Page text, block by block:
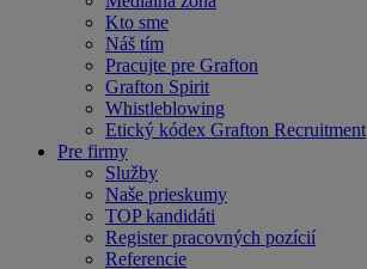
Kto sme
Náš tím
Pracujte pre Grafton
Grafton Spirit
Whistleblowing
Etický kódex Grafton Recruitment
Pre firmy
Služby
Naše prieskumy
TOP kandidáti
Register pracovných pozícií
Referencie